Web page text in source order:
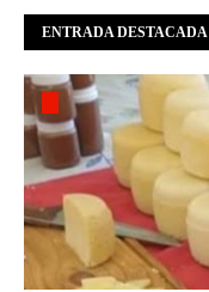
ENTRADA DESTACADA